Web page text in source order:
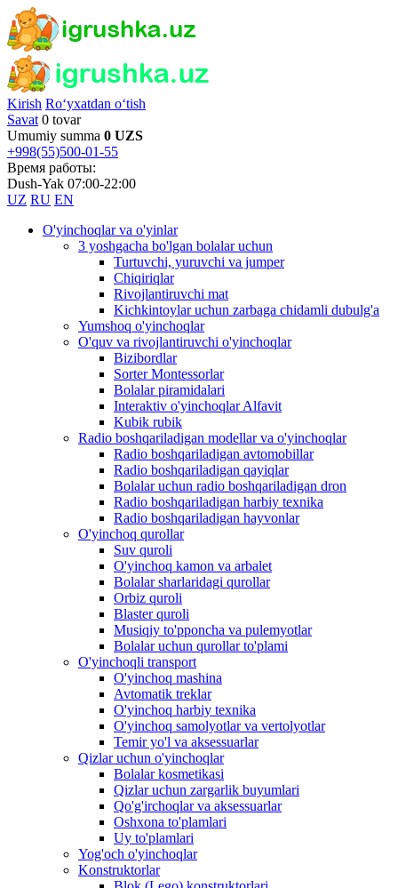
Kirish Ro‘yxatdan o‘tish
Savat 0 tovar
Umumiy summa 0 UZS
+998(55)500-01-55
Время работы:
Dush-Yak 07:00-22:00
UZ RU EN
O'yinchoqlar va o'yinlar
3 yoshgacha bo'lgan bolalar uchun
Turtuvchi, yuruvchi va jumper
Chiqiriqlar
Rivojlantiruvchi mat
Kichkintoylar uchun zarbaga chidamli dubulg'a
Yumshoq o'yinchoqlar
O'quv va rivojlantiruvchi o'yinchoqlar
Bizibordlar
Sorter Montessorlar
Bolalar piramidalari
Interaktiv o'yinchoqlar Alfavit
Kubik rubik
Radio boshqariladigan modellar va o'yinchoqlar
Radio boshqariladigan avtomobillar
Radio boshqariladigan qayiqlar
Bolalar uchun radio boshqariladigan dron
Radio boshqariladigan harbiy texnika
Radio boshqariladigan hayvonlar
O'yinchoq qurollar
Suv quroli
O'yinchoq kamon va arbalet
Bolalar sharlaridagi qurollar
Orbiz quroli
Blaster quroli
Musiqiy to'pponcha va pulemyotlar
Bolalar uchun qurollar to'plami
O'yinchoqli transport
O'yinchoq mashina
Avtomatik treklar
O'yinchoq harbiy texnika
O'yinchoq samolyotlar va vertolyotlar
Temir yo'l va aksessuarlar
Qizlar uchun o'yinchoqlar
Bolalar kosmetikasi
Qizlar uchun zargarlik buyumlari
Qo'g'irchoqlar va aksessuarlar
Oshxona to'plamlari
Uy to'plamlari
Yog'och o'yinchoqlar
Konstruktorlar